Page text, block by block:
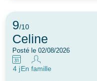
9/10
Celine
Posté le 02/08/2026
4 jEn famille